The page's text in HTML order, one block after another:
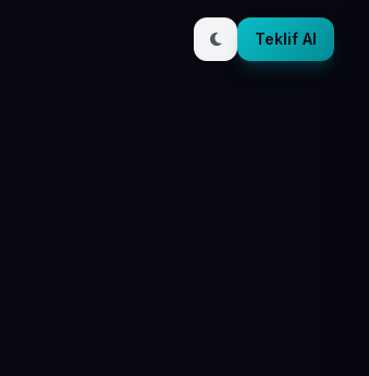
Teklif Al